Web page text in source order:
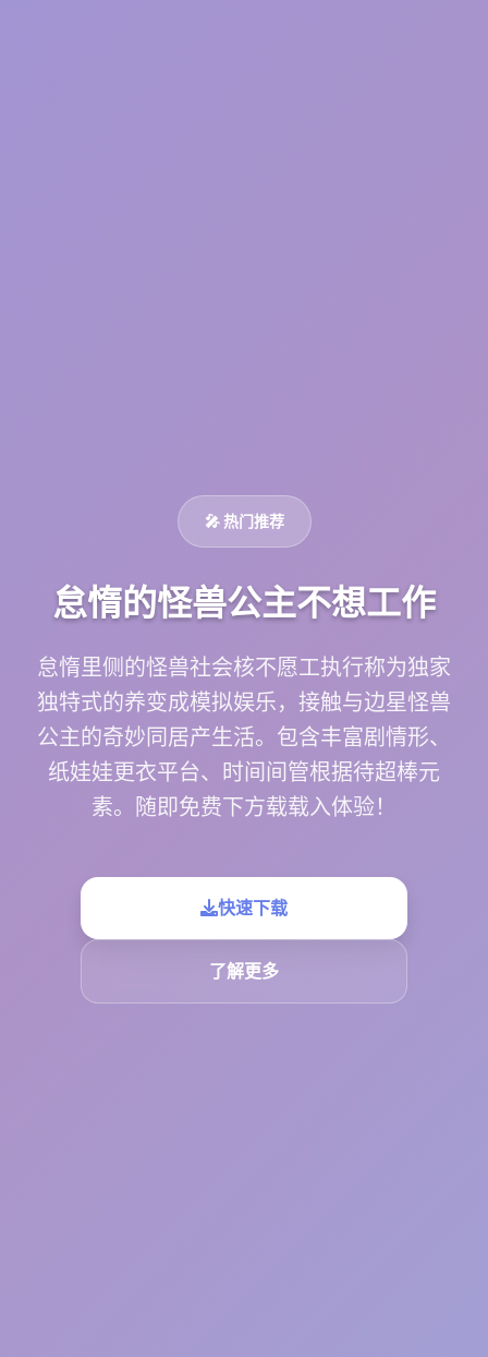
🎤 热门推荐
怠惰的怪兽公主不想工作
怠惰里侧的怪兽社会核不愿工执行称为独家
独特式的养变成模拟娱乐，接触与边星怪兽
公主的奇妙同居产生活。包含丰富剧情形、
纸娃娃更衣平台、时间间管根据待超棒元
素。随即免费下方载载入体验！
快速下载
了解更多